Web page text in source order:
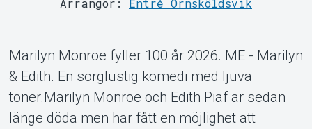
Support
Arrangör: Entré Örnsköldsvik
Marilyn Monroe fyller 100 år 2026. ME - Marilyn
& Edith. En sorglustig komedi med ljuva
toner.Marilyn Monroe och Edith Piaf är sedan
länge döda men har fått en möjlighet att